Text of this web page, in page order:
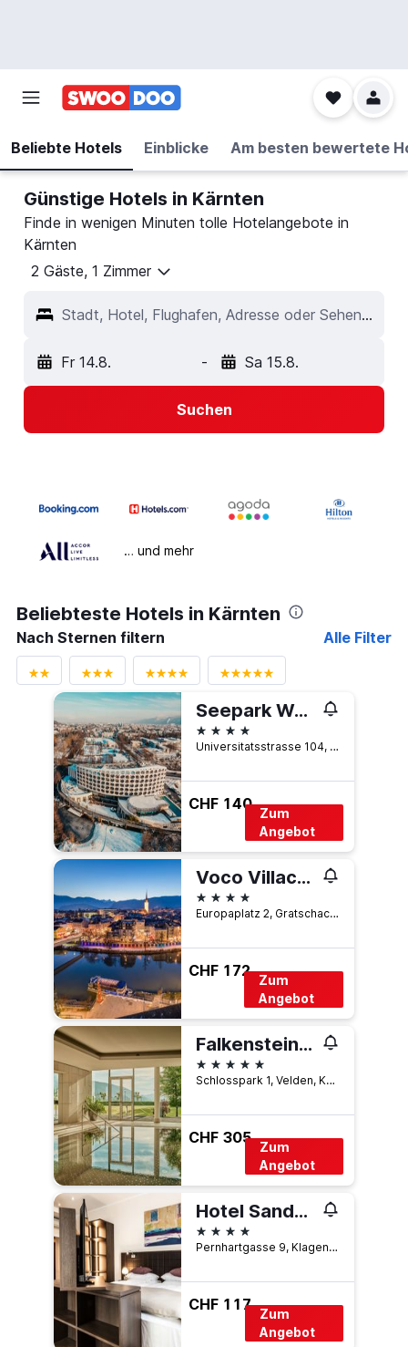
Beliebte Hotels Einblicke Am besten bewertete
Günstige Hotels in Kärnten
Finde in wenigen Minuten tolle Hotelangebote in
Kärnten
2 Gäste, 1 Zimmer
Stadt, Hotel, Flughafen, Adresse oder Sehenswürdigkeit
Fr 14.8. - Sa 15.8.
Suchen
… und mehr
Beliebteste Hotels in Kärnten
Nach Sternen filtern Alle Filter
Seepark Wörthersee Resort
4 Sterne
Universitatsstrasse 104, Klagenfurt, Kärnten, Österreich
CHF 140
Zum
Angebot
Voco Villach By IHG
4 Sterne
Europaplatz 2, Gratschach, Kärnten, Österreich
CHF 172
Zum
Angebot
Falkensteiner Schlosshotel Velden
5 Sterne
Schlosspark 1, Velden, Kärnten, Österreich
CHF 305
Zum
Angebot
Hotel Sandwirth
4 Sterne
Pernhartgasse 9, Klagenfurt, Kärnten, Österreich
CHF 117
Zum
Angebot